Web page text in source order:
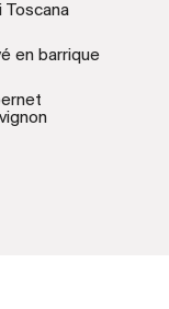
Toscana
en barrique